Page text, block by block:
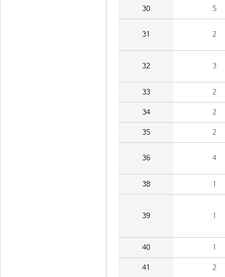
30 5
31 2
32 3
33 2
34 2
35 2
36 4
38 1
39 1
40 1
41 2